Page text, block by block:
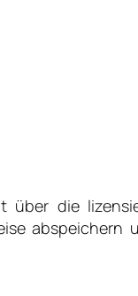
über die
abspeichern